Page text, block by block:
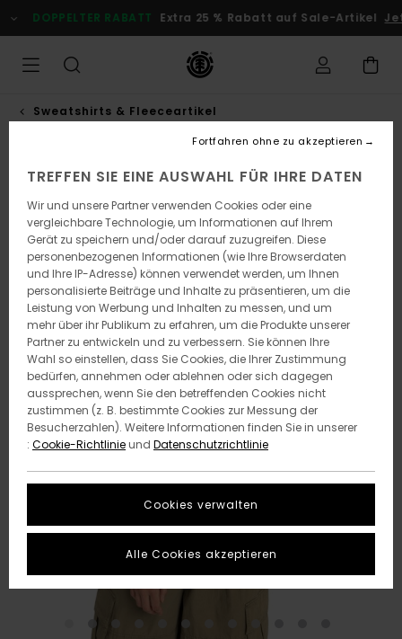
zur
Produktinformation
DOPPELTER RABATT Extra 25 % Rabatt auf Sale-Artikel
Sweatshirts & Fleeceartikel
TREFFEN SIE EINE AUSWAHL FÜR IHRE DATEN
Wir und unsere Partner verwenden Cookies oder eine
vergleichbare Technologie, um Informationen auf Ihrem
Gerät zu speichern und/oder darauf zuzugreifen. Diese
personenbezogenen Informationen (wie Ihre Browserdaten
und Ihre IP-Adresse) können verwendet werden, um Ihnen
personalisierte Beiträge und Inhalte zu präsentieren, um die
Leistung von Werbung und Inhalten zu messen, und um
mehr über ihr Publikum zu erfahren, um die Produkte unserer
Partner zu entwickeln und zu verbessern. Sie können Ihre
Wahl so einstellen, dass Sie Cookies, die Ihrer Zustimmung
bedürfen, annehmen oder ablehnen oder sich dagegen
aussprechen, wenn Sie den betreffenden Cookies nicht
zustimmen (z. B. bestimmte Cookies zur Messung der
Besucherzahlen). Weitere Informationen finden Sie in unserer
: Cookie-Richtlinieund Datenschutzrichtlinie
Cookies verwalten
Fortfahren ohne zu akzeptieren
Alle Cookies akzeptieren